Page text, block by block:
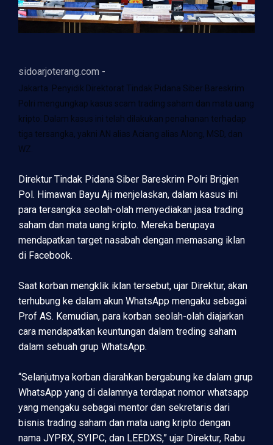
sidoarjoterang.com -
Jakarta. Penyidik Direktorat Tindak Pidana Siber Bareskrim
Polri mengungkap kasus scam trading saham dan mata uang
kripto. Dalam kasus ini telah dilakukan penahanan terhadap
tiga tersangka, yakni AN alias Aciang alias Along, MSD, dan
WZ.
Direktur Tindak Pidana Siber Bareskrim Polri Brigjen
Pol. Himawan Bayu Aji menjelaskan, dalam kasus ini
para tersangka seolah-olah menyediakan jasa trading
saham dan mata uang kripto. Mereka berupaya
mendapatkan target nasabah dengan memasang iklan
di Facebook.
Saat korban mengklik iklan tersebut, ujar Direktur, akan
terhubung ke dalam akun WhatsApp mengaku sebagai
Prof AS. Kemudian, para korban seolah-olah diajarkan
cara mendapatkan keuntungan dalam treding saham
dalam sebuah grup WhatsApp.
“Selanjutnya korban diarahkan bergabung ke dalam grup
WhatsApp yang di dalamnya terdapat nomor whatsapp
yang mengaku sebagai mentor dan sekretaris dari
bisnis trading saham dan mata uang kripto dengan
nama JYPRX, SYIPC, dan LEEDXS,” ujar Direktur, Rabu